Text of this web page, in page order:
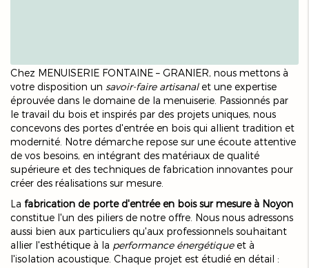
Chez MENUISERIE FONTAINE – GRANIER, nous mettons à
votre disposition un savoir-faire artisanalet une expertise
éprouvée dans le domaine de la menuiserie. Passionnés par
le travail du bois et inspirés par des projets uniques, nous
concevons des portes d'entrée en bois qui allient tradition et
modernité. Notre démarche repose sur une écoute attentive
de vos besoins, en intégrant des matériaux de qualité
supérieure et des techniques de fabrication innovantes pour
créer des réalisations sur mesure.
La fabrication de porte d'entrée en bois sur mesure à Noyon
constitue l'un des piliers de notre offre. Nous nous adressons
aussi bien aux particuliers qu'aux professionnels souhaitant
allier l'esthétique à la performance énergétiqueet à
l'isolation acoustique. Chaque projet est étudié en détail :